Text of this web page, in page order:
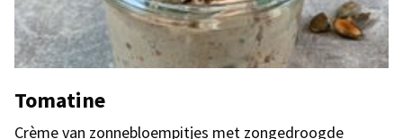
Tomatine
Crème van zonnebloempitjes met zongedroogde